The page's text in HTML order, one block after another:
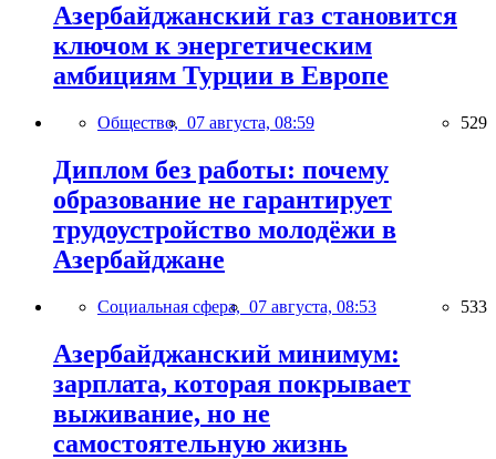
Азербайджанский газ становится
ключом к энергетическим
амбициям Турции в Европе
Общество, 07 августа, 08:59 529
Диплом без работы: почему
образование не гарантирует
трудоустройство молодёжи в
Азербайджане
Социальная сфера, 07 августа, 08:53 533
Азербайджанский минимум:
зарплата, которая покрывает
выживание, но не
самостоятельную жизнь